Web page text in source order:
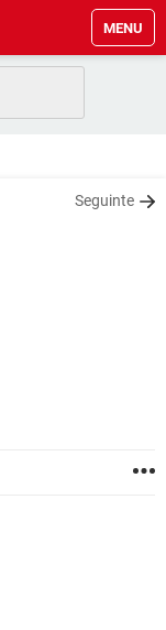
MENU
Seguinte